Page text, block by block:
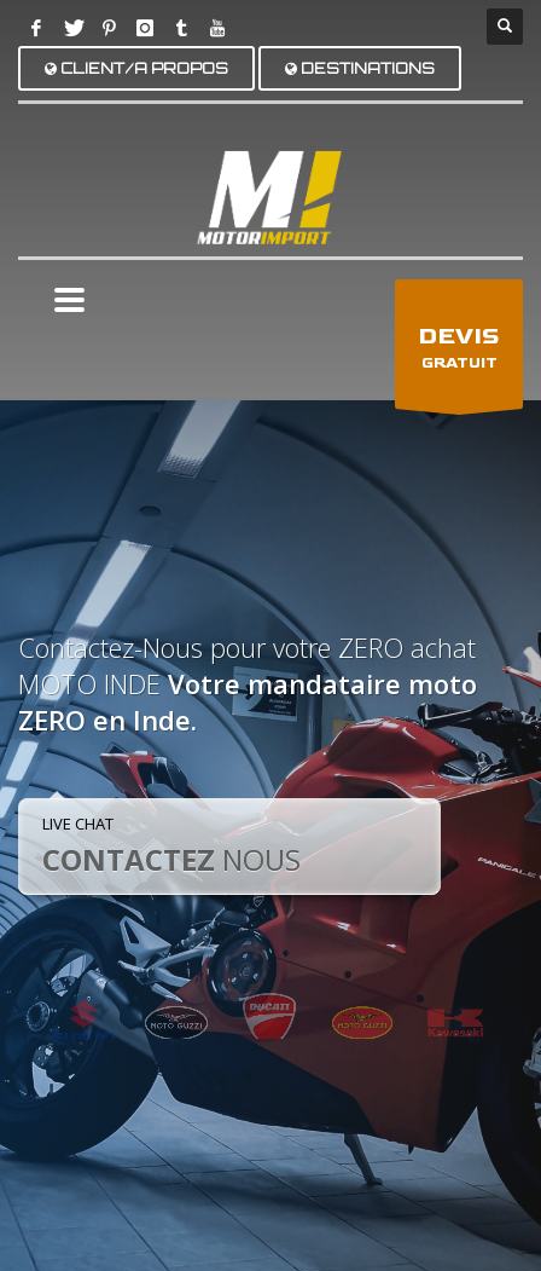
CLIENT/A PROPOS DESTINATIONS
DEVIS
GRATUIT
Contactez-Nous pour votre ZERO achat
MOTO INDEVotre mandataire moto
ZERO en Inde.
LIVE CHAT
CONTACTEZ NOUS